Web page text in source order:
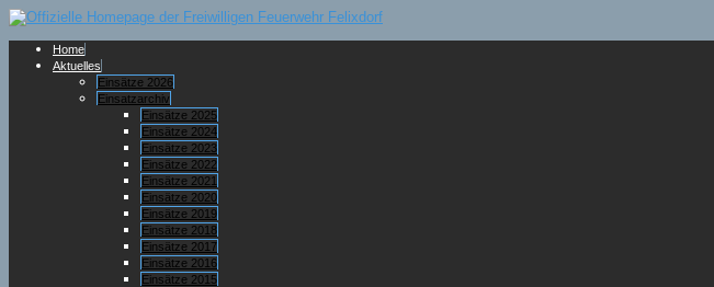
Home
Aktuelles
Einsätze 2026
Einsatzarchiv
Einsätze 2025
Einsätze 2024
Einsätze 2023
Einsätze 2022
Einsätze 2021
Einsätze 2020
Einsätze 2019
Einsätze 2018
Einsätze 2017
Einsätze 2016
Einsätze 2015